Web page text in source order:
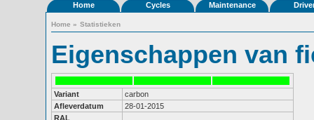
Home Cycles Maintenance
Home » Statistieken
Eigenschappen van
Variant
carbon
Afleverdatum
28-01-2015
RAL